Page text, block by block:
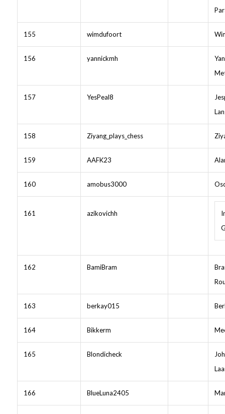
155 wimdufoort
156 yannickmh
157 YesPeal8
158 Ziyang_plays_chess
159 AAFK23
160 amobus3000
161 azikovichh
162 BamiBram
163 berkay015
164 Bikkerm
165 Blondicheck
166 BlueLuna2405